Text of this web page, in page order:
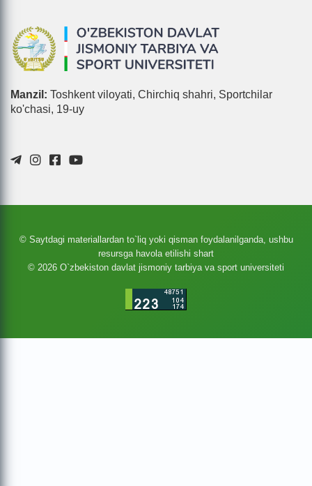
Manzil: Toshkent viloyati, Chirchiq shahri, Sportchilar
ko'chasi, 19-uy
© Saytdagi materiallardan to`liq yoki qisman foydalanilganda, ushbu
resursga havola etilishi shart
© 2026 O`zbekiston davlat jismoniy tarbiya va sport universiteti